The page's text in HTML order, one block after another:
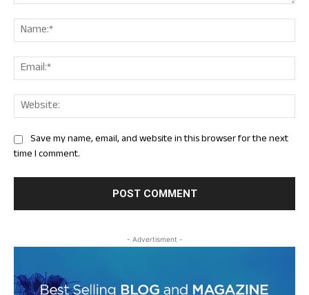
Save my name, email, and website in this browser for the next
time I comment.
- Advertisment -